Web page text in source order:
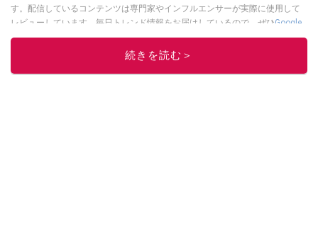
す。配信しているコンテンツは専門家やインフルエンサーが実際に使用して
レビューしています。毎日トレンド情報をお届けしているので、ぜひGoogle
ニュースでフォローしてください！
このイチオシストの他の記事を読む
続きを読む＞